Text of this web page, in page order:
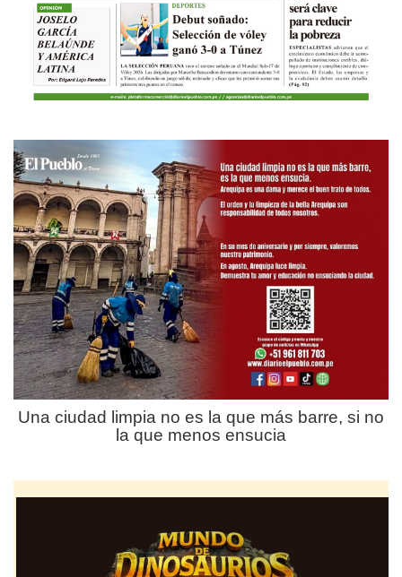
Una ciudad limpia no es la que más barre, si no
la que menos ensucia